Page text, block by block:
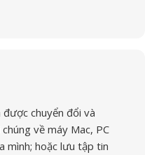
được chuyển đổi và
về máy Mac, PC
mình; hoặc lưu tập tin